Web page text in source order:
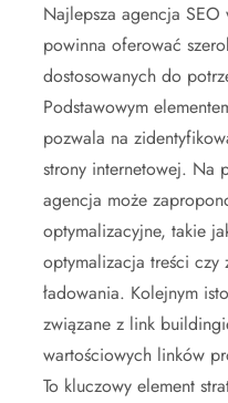
Najlepsza agencja
powinna oferować
dostosowanych do
Podstawowym
pozwala na
strony internetowej. Na
agencja może
optymalizacyjne, takie
optymalizacja treści czy
ładowania. Kolejnym
związane z link
wartościowych linków
To kluczowy element